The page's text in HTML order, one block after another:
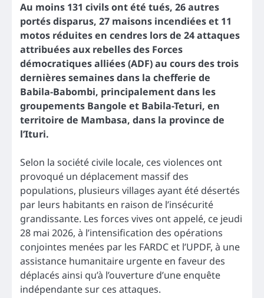
Au moins 131 civils ont été tués, 26 autres
portés disparus, 27 maisons incendiées et 11
motos réduites en cendres lors de 24 attaques
attribuées aux rebelles des Forces
démocratiques alliées (ADF) au cours des trois
dernières semaines dans la chefferie de
Babila-Babombi, principalement dans les
groupements Bangole et Babila-Teturi, en
territoire de Mambasa, dans la province de
l’Ituri.
Selon la société civile locale, ces violences ont
provoqué un déplacement massif des
populations, plusieurs villages ayant été désertés
par leurs habitants en raison de l’insécurité
grandissante. Les forces vives ont appelé, ce jeudi
28 mai 2026, à l’intensification des opérations
conjointes menées par les FARDC et l’UPDF, à une
assistance humanitaire urgente en faveur des
déplacés ainsi qu’à l’ouverture d’une enquête
indépendante sur ces attaques.